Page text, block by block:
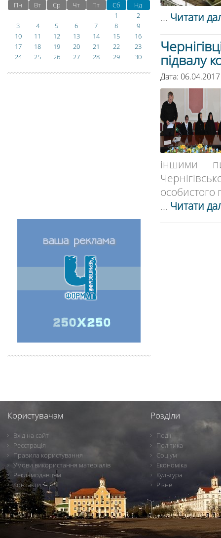
... Читати
підвалу
Дата:
іншими
особистого
... Читати
Пн Вт Ср Чт Пт Сб
Нд
1
2
3
4 5 6 7 8
9
10
11 12 13 14 15
16
17
18 19 20 21 22
23
24
25 26 27 28 29 30
Користувачам
Вхід на сайт
Реєстрація
Правила користування
Умови використання матеріалів
Рекламодавцям
Контакти
Розділи
Події
Політика
Соціум
Економіка
Культура
Різне